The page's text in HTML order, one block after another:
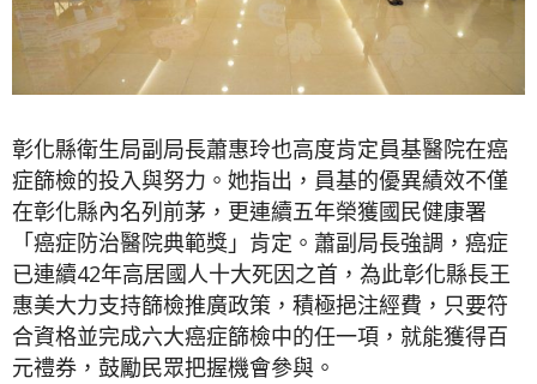
彰化縣衛生局副局長蕭惠玲也高度肯定員基醫院在癌
症篩檢的投入與努力。她指出，員基的優異績效不僅
在彰化縣內名列前茅，更連續五年榮獲國民健康署
「癌症防治醫院典範獎」肯定。蕭副局長強調，癌症
已連續42年高居國人十大死因之首，為此彰化縣長王
惠美大力支持篩檢推廣政策，積極挹注經費，只要符
合資格並完成六大癌症篩檢中的任一項，就能獲得百
元禮券，鼓勵民眾把握機會參與。